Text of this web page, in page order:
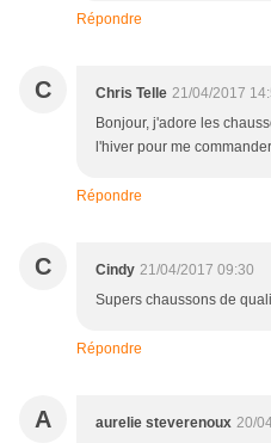
Répondre
C Chris Telle 21/04/2017
Bonjour, j'adore les
l'hiver pour me
Répondre
C Cindy 21/04/2017 09:30
Supers chaussons de
Répondre
A aurelie steverenoux 20/